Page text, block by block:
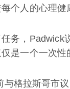
个人的心理健
务，Padwick
是一个一次
与格拉斯哥市